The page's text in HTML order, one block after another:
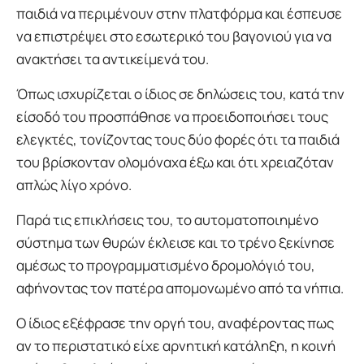
παιδιά να περιμένουν στην πλατφόρμα και έσπευσε
να επιστρέψει στο εσωτερικό του βαγονιού για να
ανακτήσει τα αντικείμενά του.
Όπως ισχυρίζεται ο ίδιος σε δηλώσεις του, κατά την
είσοδό του προσπάθησε να προειδοποιήσει τους
ελεγκτές, τονίζοντας τους δύο φορές ότι τα παιδιά
του βρίσκονταν ολομόναχα έξω και ότι χρειαζόταν
απλώς λίγο χρόνο.
Παρά τις επικλήσεις του, το αυτοματοποιημένο
σύστημα των θυρών έκλεισε και το τρένο ξεκίνησε
αμέσως το προγραμματισμένο δρομολόγιό του,
αφήνοντας τον πατέρα απομονωμένο από τα νήπια.
Ο ίδιος εξέφρασε την οργή του, αναφέροντας πως
αν το περιστατικό είχε αρνητική κατάληξη, η κοινή